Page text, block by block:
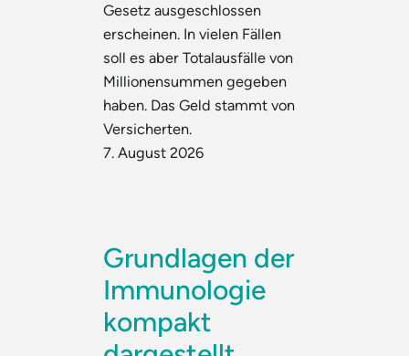
Gesetz ausgeschlossen
erscheinen. In vielen Fällen
soll es aber Totalausfälle von
Millionensummen gegeben
haben. Das Geld stammt von
Versicherten.
7. August 2026
Grundlagen der
Immunologie
kompakt